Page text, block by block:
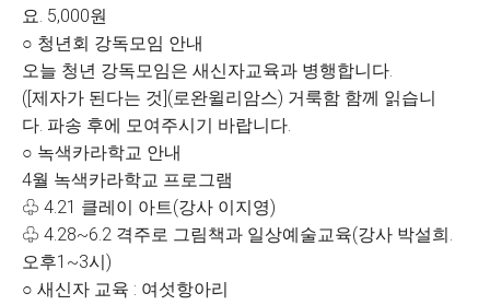
요. 5,000원
○ 청년회 강독모임 안내
오늘 청년 강독모임은 새신자교육과 병행합니다.
([제자가 된다는 것](로완윌리암스) 거룩함 함께 읽습니
다. 파송 후에 모여주시기 바랍니다.
○ 녹색카라학교 안내
4월 녹색카라학교 프로그램
♧ 4.21 클레이 아트(강사 이지영)
♧ 4.28~6.2 격주로 그림책과 일상예술교육(강사 박설희․
오후1~3시)
○ 새신자 교육 : 여섯항아리